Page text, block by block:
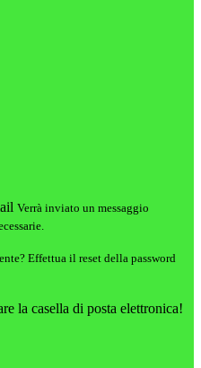
Verrà inviato un messaggio
Effettua il reset della password
la casella di posta elettronica!